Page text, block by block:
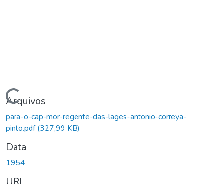
Carregando...
Arquivos
para-o-cap-mor-regente-das-lages-antonio-correya-
pinto.pdf(327,99 KB)
Data
1954
URI